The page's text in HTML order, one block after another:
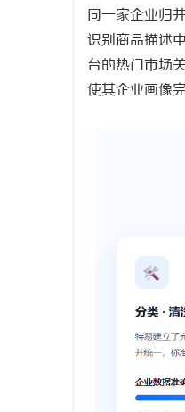
同一家企业归
识别商品描述
台的热门市场
使其企业画像